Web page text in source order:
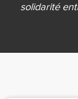
solidarité